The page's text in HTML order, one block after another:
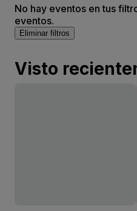
No hay eventos en tus
eventos.
Eliminar filtros
Visto